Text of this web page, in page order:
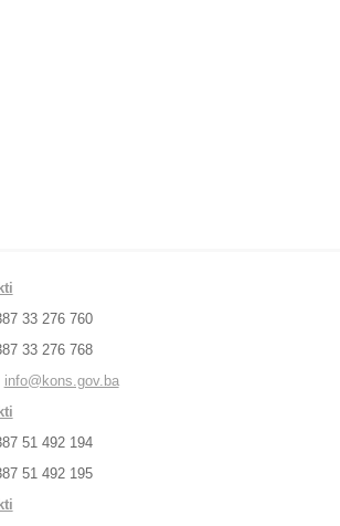
33 276 760
33 276 768
info@kons.gov.ba
51 492 194
51 492 195